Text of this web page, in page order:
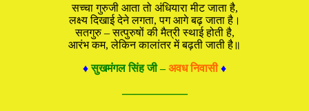
सच्चा गुरुजी आता तो अंधियारा मीट जाता है,
लक्ष्य दिखाई देने लगता, पग आगे बढ़ जाता है।
सतगुरु – सत्पुरुषों की मैत्री स्थाई होती है,
आरंभ कम, लेकिन कालांतर में बढ़ती जाती है॥
♦सुखमंगल सिंह जी –अवध निवासी ♦
—————